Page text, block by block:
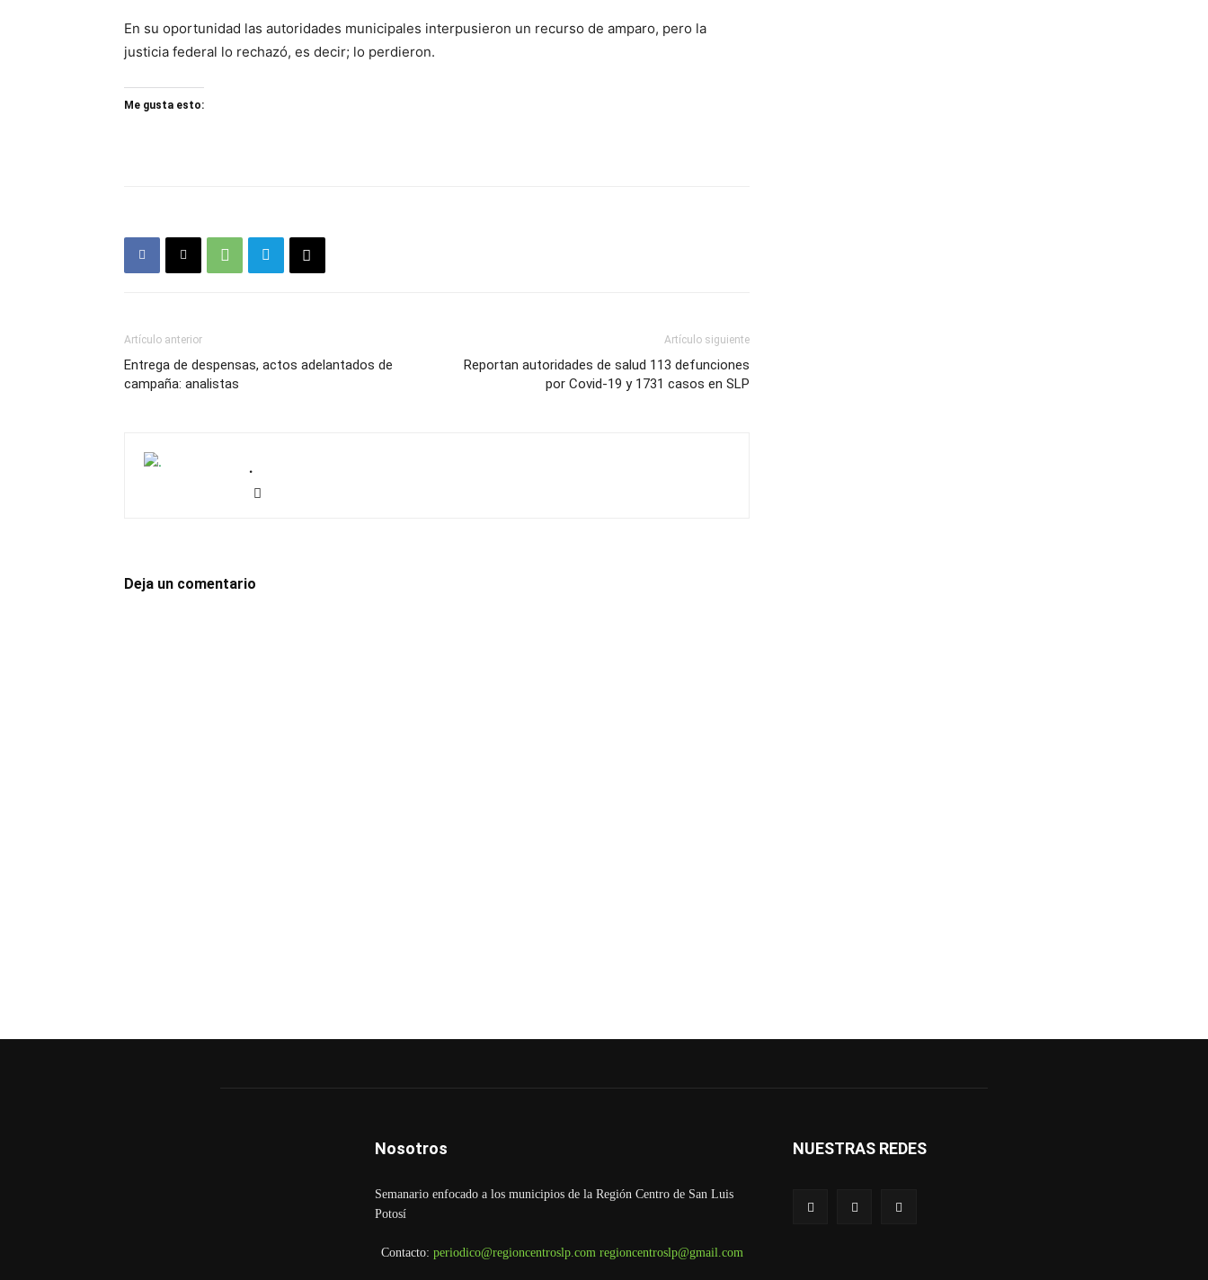
En su oportunidad las autoridades municipales interpusieron un recurso de amparo, pero la
justicia federal lo rechazó, es decir; lo perdieron.
Me gusta esto:
Artículo anterior
Entrega de despensas, actos adelantados de
campaña: analistas
Artículo siguiente
Reportan autoridades de salud 113 defunciones
por Covid-19 y 1731 casos en SLP
.
Deja un comentario
Nosotros
Semanario enfocado a los municipios de la Región Centro de San Luis
Potosí
Contacto: periodico@regioncentroslp.com regioncentroslp@gmail.com
NUESTRAS REDES